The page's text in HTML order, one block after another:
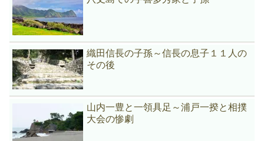
織田信長の子孫～信長の息子１１人の
その後
山内一豊と一領具足～浦戸一揆と相撲
大会の惨劇